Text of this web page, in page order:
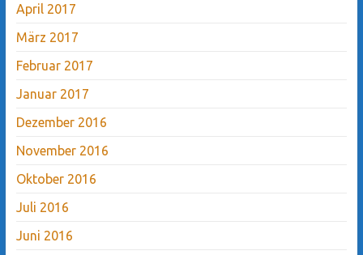
April 2017
März 2017
Februar 2017
Januar 2017
Dezember 2016
November 2016
Oktober 2016
Juli 2016
Juni 2016